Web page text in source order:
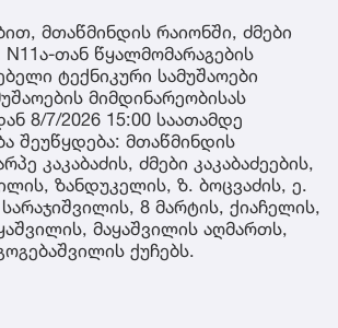
მთაწმინდის რაიონში, ძმები
N11ა-თან წყალმომარაგების
ტექნიკური სამუშაოები
მიმდინარეობისას
8/7/2026 15:00 საათამდე
შეუწყდება: მთაწმინდის
კაკაბაძის, ძმები კაკაბაძეების,
ზანდუკელის, ზ. ბოცვაძის, ე.
8 მარტის, ქიაჩელის,
მაყაშვილის აღმართს,
ქუჩებს.